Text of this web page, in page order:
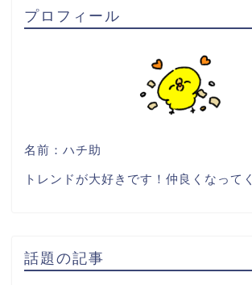
プロフィール
名前：ハチ助
トレンドが大好きです！仲良くなって
話題の記事